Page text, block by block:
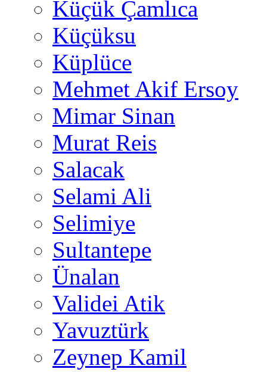
Küçük Çamlıca
Küçüksu
Küplüce
Mehmet Akif Ersoy
Mimar Sinan
Murat Reis
Salacak
Selami Ali
Selimiye
Sultantepe
Ünalan
Validei Atik
Yavuztürk
Zeynep Kamil